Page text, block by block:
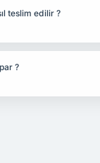
teslim edilir ?
?